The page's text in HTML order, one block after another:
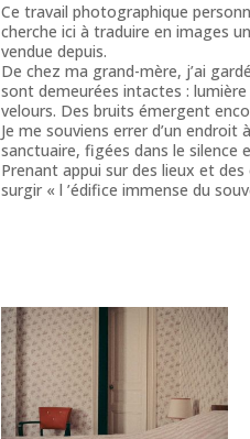
Ce travail photographique
cherche ici à traduire en images
vendue depuis.
De chez ma grand-mère, j’ai
sont demeurées intactes :
velours. Des bruits émergent
Je me souviens errer d’un endroit
sanctuaire, figées dans le silence
Prenant appui sur des lieux et
surgir « l ’édifice immense du